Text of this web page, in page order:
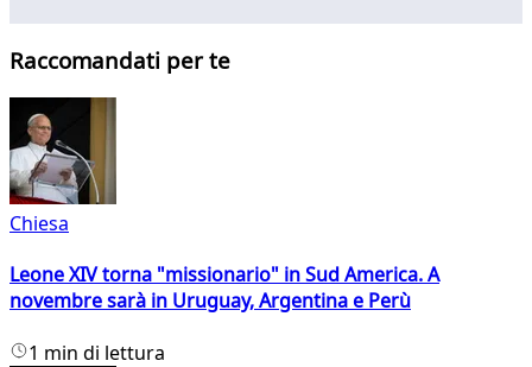
Raccomandati per te
Chiesa
Leone XIV torna "missionario" in Sud America. A
novembre sarà in Uruguay, Argentina e Perù
1 min di lettura